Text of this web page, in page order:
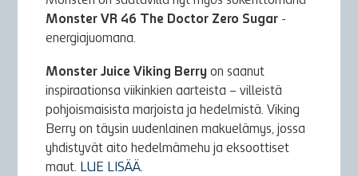
Monster VR 46 The Doctor Zero Sugar -
energiajuomana.
Monster Juice Viking Berry on saanut
inspiraationsa viikinkien aarteista – villeistä
pohjoismaisista marjoista ja hedelmistä. Viking
Berry on täysin uudenlainen makuelämys, jossa
yhdistyvät aito hedelmämehu ja eksoottiset
maut. LUE LISÄÄ.